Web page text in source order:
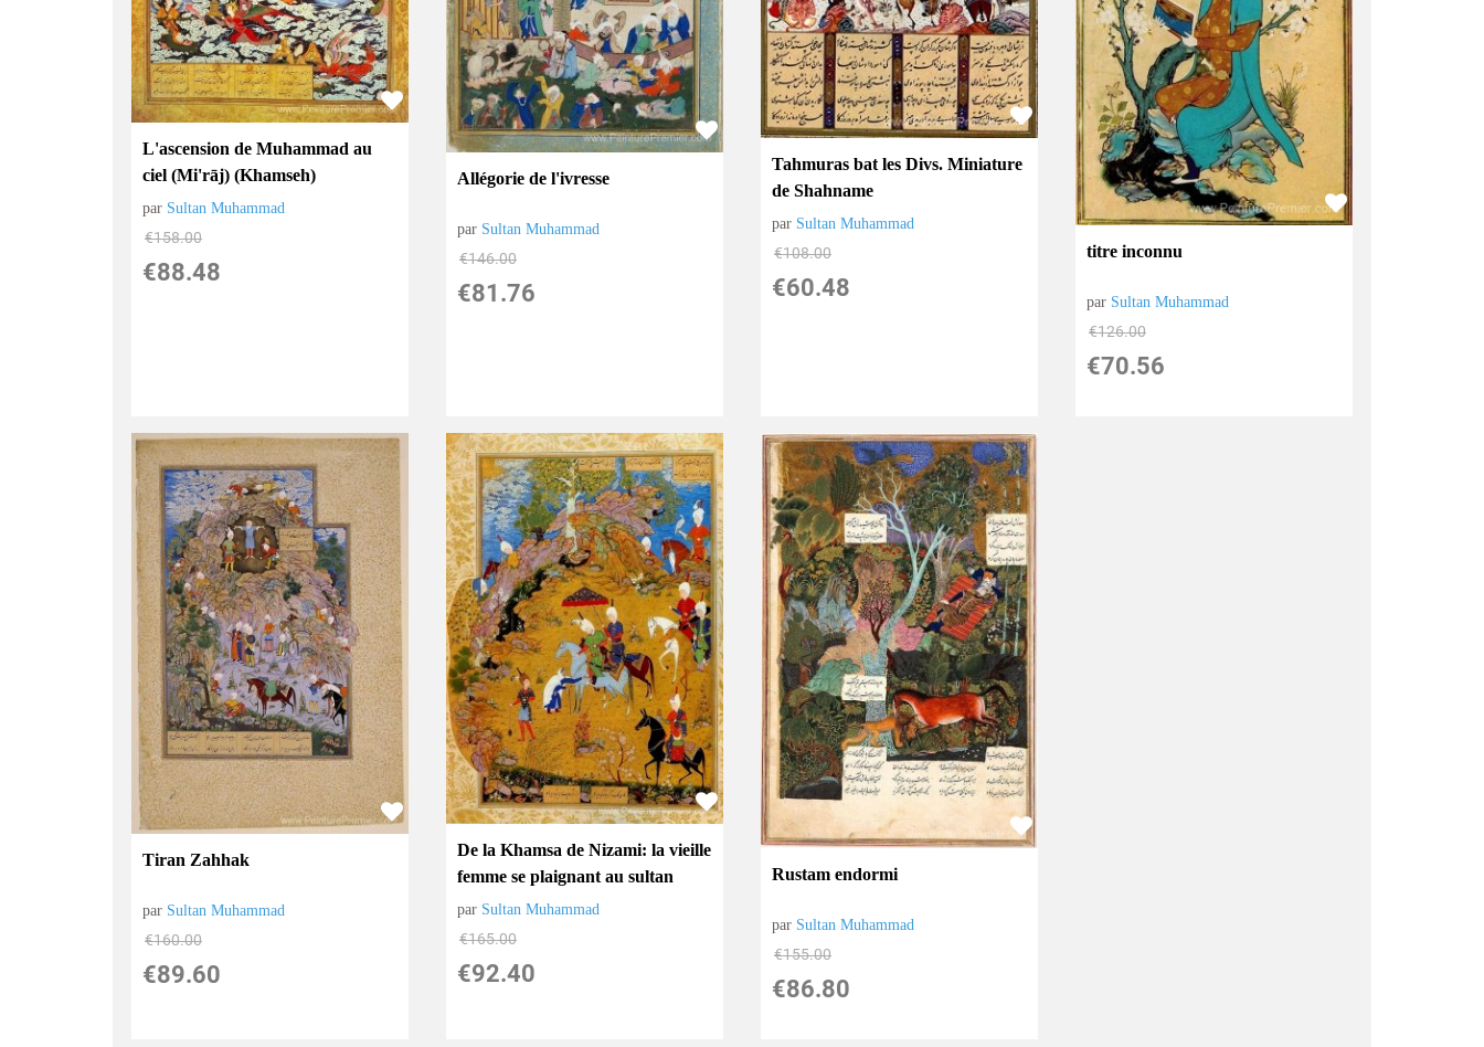
L'ascension de Muhammad au
ciel (Mi'rāj) (Khamseh)
par Sultan Muhammad
€158.00
€88.48
Allégorie de l'ivresse
par Sultan Muhammad
€146.00
€81.76
Tahmuras bat les Divs. Miniature
de Shahname
par Sultan Muhammad
€108.00
€60.48
titre inconnu
par Sultan Muhammad
€126.00
€70.56
Tiran Zahhak
par Sultan Muhammad
€160.00
€89.60
De la Khamsa de Nizami: la vieille
femme se plaignant au sultan
par Sultan Muhammad
€165.00
€92.40
Rustam endormi
par Sultan Muhammad
€155.00
€86.80